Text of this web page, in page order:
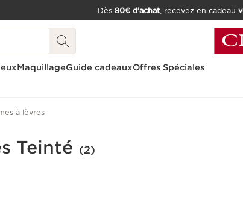
Dès 80€ d’achat, recevez en cadeau
MaquillageGuide cadeauxOffres Spéciales
à lèvres
Teinté (2)